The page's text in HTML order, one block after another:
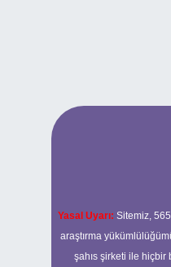
Yasal Uyarı: Sitemiz,
araştırma
şahıs şirketi ile hiçbir